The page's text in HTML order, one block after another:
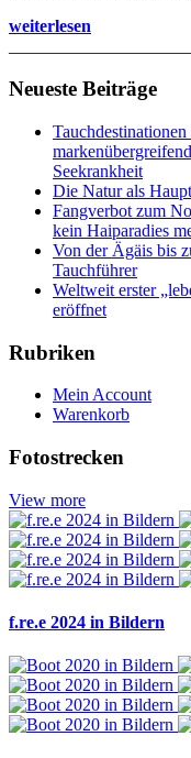
weiterlesen
Neueste Beiträge
Seekrankheit
Die Natur als
Fangverbot zum
kein Haiparadies
Von der Ägäis bis
Tauchführer
Weltweit erster
eröffnet
Rubriken
Mein Account
Warenkorb
Fotostrecken
View more
f.re.e 2024 in Bildern